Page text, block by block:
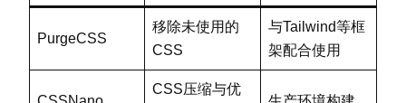
PurgeCSS
移除未使用的
CSS
与Tailwind等框
架配合使用
CSS压缩与优